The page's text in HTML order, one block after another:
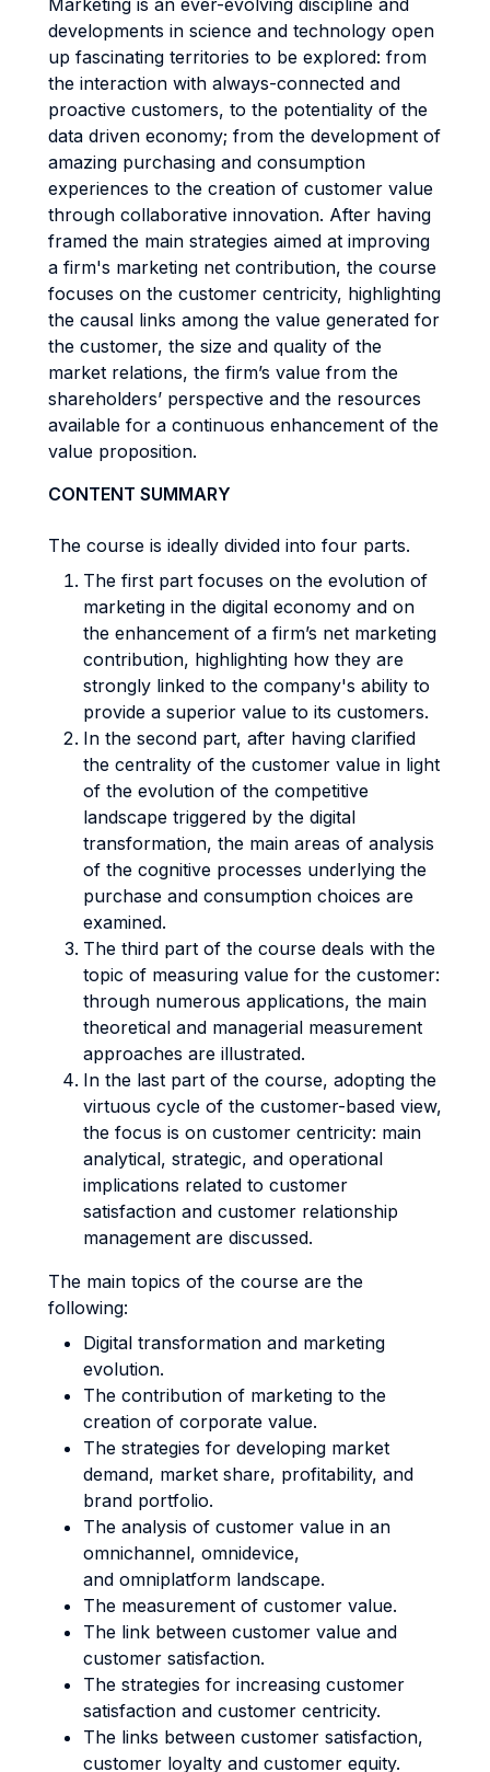
Marketing is an ever-evolving discipline and
developments in science and technology open
up fascinating territories to be explored: from
the interaction with always-connected and
proactive customers, to the potentiality of the
data driven economy; from the development of
amazing purchasing and consumption
experiences to the creation of customer value
through collaborative innovation. After having
framed the main strategies aimed at improving
a firm's marketing net contribution, the course
focuses on the customer centricity, highlighting
the causal links among the value generated for
the customer, the size and quality of the
market relations, the firm’s value from the
shareholders’ perspective and the resources
available for a continuous enhancement of the
value proposition.
CONTENT SUMMARY
The course is ideally divided into four parts.
The first part focuses on the evolution of
marketing in the digital economy and on
the enhancement of a firm’s net marketing
contribution, highlighting how they are
strongly linked to the company's ability to
provide a superior value to its customers.
In the second part, after having clarified
the centrality of the customer value in light
of the evolution of the competitive
landscape triggered by the digital
transformation, the main areas of analysis
of the cognitive processes underlying the
purchase and consumption choices are
examined.
The third part of the course deals with the
topic of measuring value for the customer:
through numerous applications, the main
theoretical and managerial measurement
approaches are illustrated.
In the last part of the course, adopting the
virtuous cycle of the customer-based view,
the focus is on customer centricity: main
analytical, strategic, and operational
implications related to customer
satisfaction and customer relationship
management are discussed.
The main topics of the course are the
following:
Digital transformation and marketing
evolution.
The contribution of marketing to the
creation of corporate value.
The strategies for developing market
demand, market share, profitability, and
brand portfolio.
The analysis of customer value in an
omnichannel, omnidevice,
and omniplatform landscape.
The measurement of customer value.
The link between customer value and
customer satisfaction.
The strategies for increasing customer
satisfaction and customer centricity.
The links between customer satisfaction,
customer loyalty and customer equity.